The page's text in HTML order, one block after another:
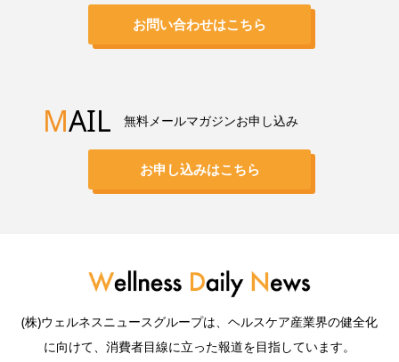
お問い合わせはこちら
MAIL 無料メールマガジンお申し込み
お申し込みはこちら
(株)ウェルネスニュースグループは、ヘルスケア産業界の健全化
に向けて、消費者目線に立った報道を目指しています。